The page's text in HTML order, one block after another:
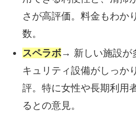
さが高評価。料金もわか
数。
スペラボ→ 新しい施設が
キュリティ設備がしっか
評。特に女性や長期利用
るとの意見。